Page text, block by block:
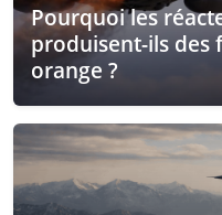
Pourquoi les
produisent-ils des
orange ?